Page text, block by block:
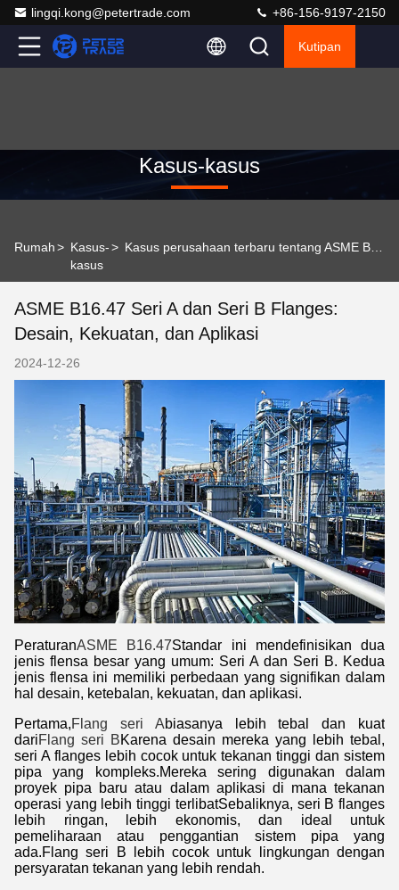
lingqi.kong@petertrade.com +86-156-9197-2150
Kutipan
Kasus-kasus
Rumah> Kasus-
kasus
>
ASME B16.47 Seri A dan Seri B Flanges:
Desain, Kekuatan, dan Aplikasi
2024-12-26
PeraturanASME B16.47Standar ini mendefinisikan dua
jenis flensa besar yang umum: Seri A dan Seri B. Kedua
jenis flensa ini memiliki perbedaan yang signifikan dalam
hal desain, ketebalan, kekuatan, dan aplikasi.
Pertama,Flang seri Abiasanya lebih tebal dan kuat
dariFlang seri BKarena desain mereka yang lebih tebal,
seri A flanges lebih cocok untuk tekanan tinggi dan sistem
pipa yang kompleks.Mereka sering digunakan dalam
proyek pipa baru atau dalam aplikasi di mana tekanan
operasi yang lebih tinggi terlibatSebaliknya, seri B flanges
lebih ringan, lebih ekonomis, dan ideal untuk
pemeliharaan atau penggantian sistem pipa yang
ada.Flang seri B lebih cocok untuk lingkungan dengan
persyaratan tekanan yang lebih rendah.